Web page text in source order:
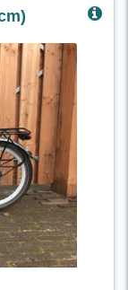
20 Inch,
±
kan afwijken).
€ 10,95 per dag